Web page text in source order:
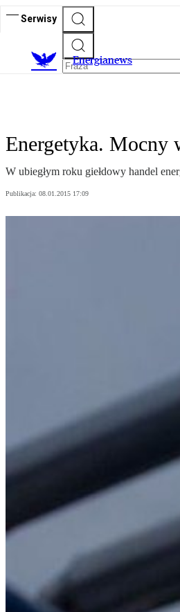
Serwisy
Energianews
Energetyka. Mocny
W ubiegłym roku giełdowy handel
Publikacja: 08.01.2015 17:09